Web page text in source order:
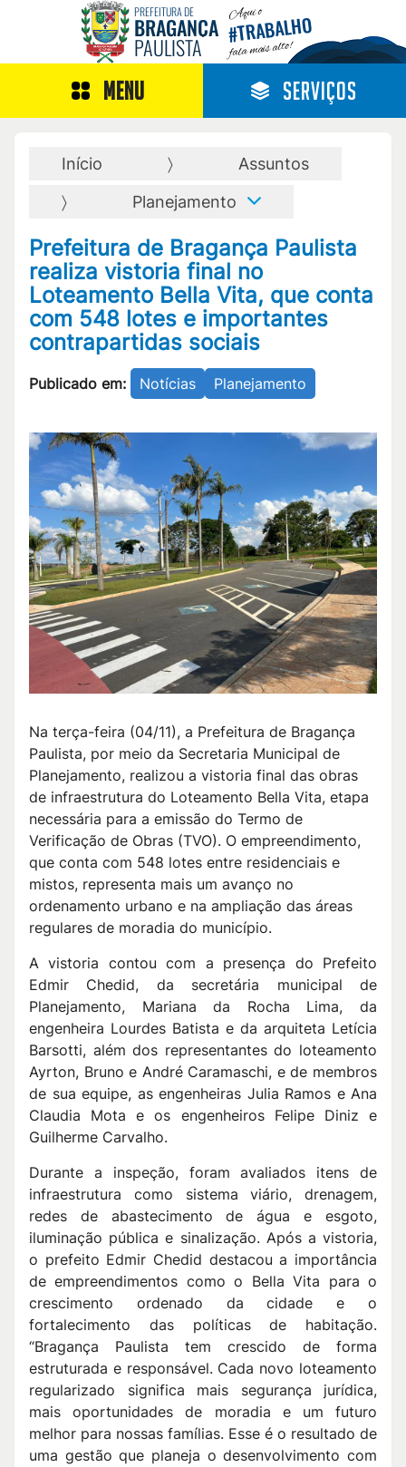
PREFEITURA DE
BRAGANÇA
PAULISTA
Aqui o
#TRABALHO
fala mais alto!
MENU SERVIÇOS
Início
Assuntos
Planejamento
Prefeitura de Bragança Paulista
realiza vistoria final no
Loteamento Bella Vita, que conta
com 548 lotes e importantes
contrapartidas sociais
Publicado em: Notícias Planejamento
Na terça-feira (04/11), a Prefeitura de Bragança
Paulista, por meio da Secretaria Municipal de
Planejamento, realizou a vistoria final das obras
de infraestrutura do Loteamento Bella Vita, etapa
necessária para a emissão do Termo de
Verificação de Obras (TVO). O empreendimento,
que conta com 548 lotes entre residenciais e
mistos, representa mais um avanço no
ordenamento urbano e na ampliação das áreas
regulares de moradia do município.
A vistoria contou com a presença do Prefeito
Edmir Chedid, da secretária municipal de
Planejamento, Mariana da Rocha Lima, da
engenheira Lourdes Batista e da arquiteta Letícia
Barsotti, além dos representantes do loteamento
Ayrton, Bruno e André Caramaschi, e de membros
de sua equipe, as engenheiras Julia Ramos e Ana
Claudia Mota e os engenheiros Felipe Diniz e
Guilherme Carvalho.
Durante a inspeção, foram avaliados itens de
infraestrutura como sistema viário, drenagem,
redes de abastecimento de água e esgoto,
iluminação pública e sinalização. Após a vistoria,
o prefeito Edmir Chedid destacou a importância
de empreendimentos como o Bella Vita para o
crescimento ordenado da cidade e o
fortalecimento das políticas de habitação.
“Bragança Paulista tem crescido de forma
estruturada e responsável. Cada novo loteamento
regularizado significa mais segurança jurídica,
mais oportunidades de moradia e um futuro
melhor para nossas famílias. Esse é o resultado de
uma gestão que planeja o desenvolvimento com